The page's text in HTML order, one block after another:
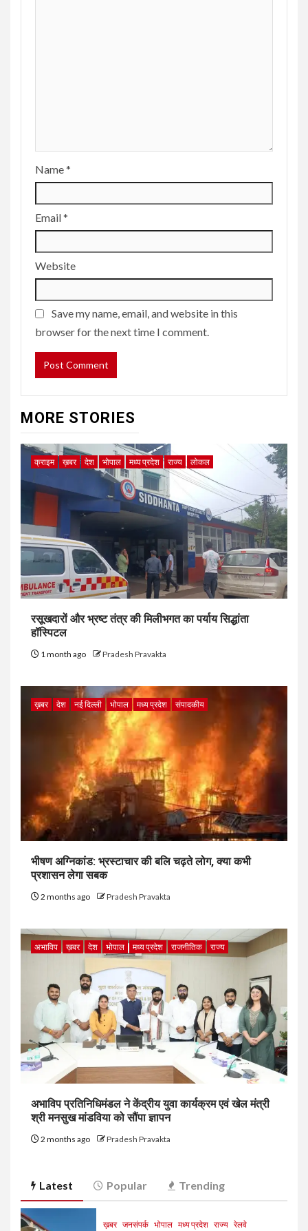
Name*
Email*
Website
Save my name, email, and website in this
browser for the next time I comment.
MORE STORIES
क्राइम ख़बर देश भोपाल मध्य प्रदेश राज्य लोकल
रसूखदारों और भ्रष्ट तंत्र की मिलीभगत का पर्याय सिद्धांता
हॉस्पिटल
1 month ago Pradesh Pravakta
ख़बर देश नई दिल्ली भोपाल मध्य प्रदेश संपादकीय
भीषण अग्निकांड: भ्रस्टाचार की बलि चढ़ते लोग, क्या कभी
प्रशासन लेगा सबक
2 months ago Pradesh Pravakta
अभाविप ख़बर देश भोपाल मध्य प्रदेश राजनीतिक राज्य
अभाविप प्रतिनिधिमंडल ने केंद्रीय युवा कार्यक्रम एवं खेल मंत्री
श्री मनसुख मांडविया को सौंपा ज्ञापन
2 months ago Pradesh Pravakta
Latest Popular Trending
ख़बर जनसंपर्क भोपाल मध्य प्रदेश राज्य रेलवे